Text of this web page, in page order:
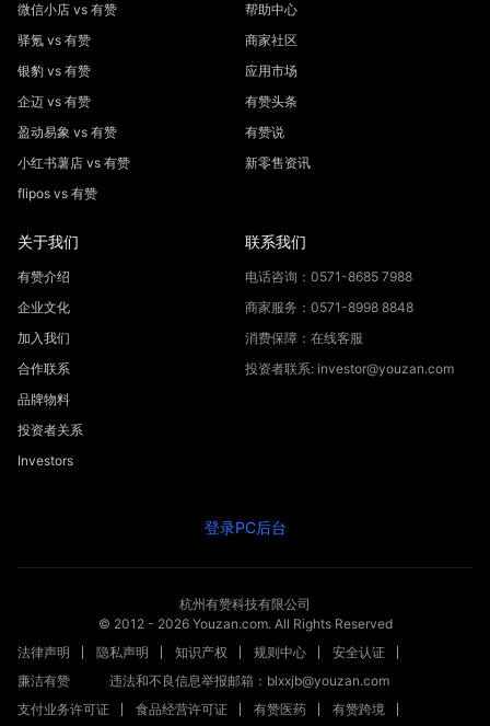
微信小店 vs 有赞
驿氪 vs 有赞
银豹 vs 有赞
企迈 vs 有赞
盈动易象 vs 有赞
小红书薯店 vs 有赞
flipos vs 有赞
帮助中心
商家社区
应用市场
有赞头条
有赞说
新零售资讯
关于我们
有赞介绍
企业文化
加入我们
合作联系
品牌物料
投资者关系
Investors
联系我们
电话咨询：0571-8685 7988
商家服务：0571-8998 8848
消费保障：在线客服
投资者联系: investor@youzan.com
登录PC后台
杭州有赞科技有限公司
© 2012 - 2026Youzan.com. All Rights Reserved
法律声明
隐私声明 知识产权 规则中心
安全认证
廉洁有赞
违法和不良信息举报邮箱：blxxjb@youzan.com
支付业务许可证
食品经营许可证 有赞医药 有赞跨境